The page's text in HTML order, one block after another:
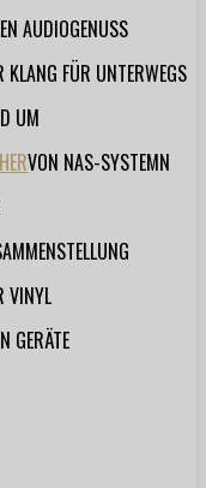
AUDIOGENUSS
KLANG FÜR UNTERWEGS
UM
VON NAS-SYSTEMN
VINYL
GERÄTE